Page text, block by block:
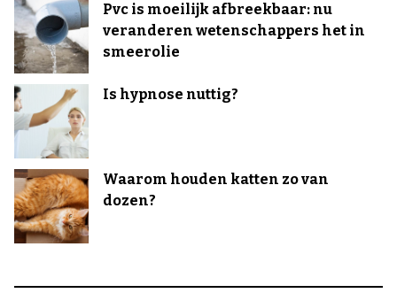
Pvc is moeilijk afbreekbaar: nu
veranderen wetenschappers het in
smeerolie
Is hypnose nuttig?
Waarom houden katten zo van
dozen?